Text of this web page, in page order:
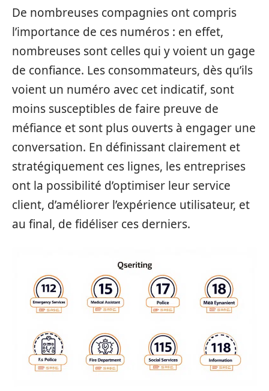
De nombreuses compagnies ont compris
l’importance de ces numéros : en effet,
nombreuses sont celles qui y voient un gage
de confiance. Les consommateurs, dès qu’ils
voient un numéro avec cet indicatif, sont
moins susceptibles de faire preuve de
méfiance et sont plus ouverts à engager une
conversation. En définissant clairement et
stratégiquement ces lignes, les entreprises
ont la possibilité d’optimiser leur service
client, d’améliorer l’expérience utilisateur, et
au final, de fidéliser ces derniers.